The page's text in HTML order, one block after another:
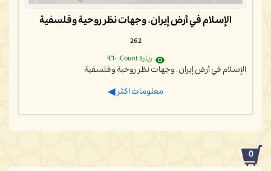
الإسلام في أرض إيران. وجهات نظر روحية وفلسفية
262
زيارة Count: ٩٦٠
الإسلام في أرض إيران. وجهات نظر روحية وفلسفية
معلومات اكثر
0